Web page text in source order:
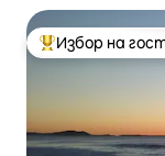
Най-популярен
Избор на